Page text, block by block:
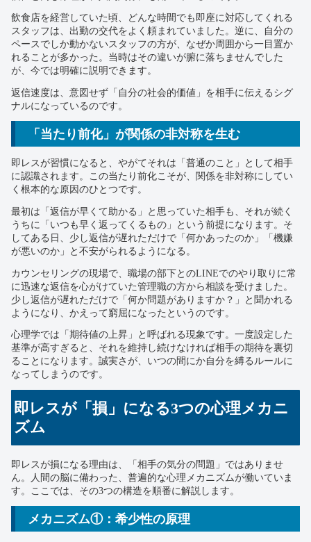
飲食店を経営していた頃、どんな時間でも即座に対応してくれる
スタッフは、出勤の交代をよく頼まれていました。逆に、自分の
ペースでしか動かないスタッフの方が、なぜか周囲から一目置か
れることが多かった。当時はその違いが腑に落ちませんでした
が、今では明確に説明できます。
返信速度は、意図せず「自分の社会的価値」を相手に伝えるシグ
ナルになっているのです。
「当たり前化」が関係の非対称を生む
即レスが習慣になると、やがてそれは「普通のこと」として相手
に認識されます。この当たり前化こそが、関係を非対称にしてい
く根本的な原因のひとつです。
最初は「返信が早くて助かる」と思っていた相手も、それが続く
うちに「いつも早く返ってくるもの」という前提になります。そ
してある日、少し返信が遅れただけで「何かあったのか」「機嫌
が悪いのか」と不安がられるようになる。
カウンセリングの現場で、職場の部下とのLINEでのやり取りに常
に迅速な返信を心がけていた管理職の方から相談を受けました。
少し返信が遅れただけで「何か問題がありますか？」と聞かれる
ようになり、かえって窮屈になったというのです。
心理学では「期待値の上昇」と呼ばれる現象です。一度設定した
基準が高すぎると、それを維持し続けなければ相手の期待を裏切
ることになります。誠実さが、いつの間にか自分を縛るルールに
なってしまうのです。
即レスが「損」になる3つの心理メカニ
ズム
即レスが損になる理由は、「相手の気分の問題」ではありませ
ん。人間の脳に備わった、普遍的な心理メカニズムが働いていま
す。ここでは、その3つの構造を順番に解説します。
メカニズム①：希少性の原理